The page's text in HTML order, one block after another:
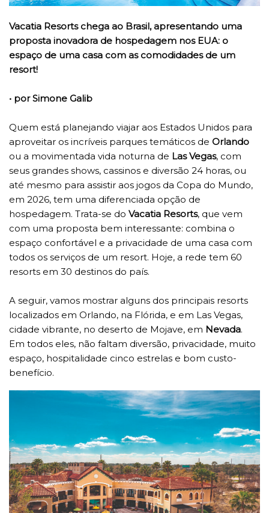
Vacatia Resorts chega ao Brasil, apresentando uma
proposta inovadora de hospedagem nos EUA: o
espaço de uma casa com as comodidades de um
resort!
• por Simone Galib
Quem está planejando viajar aos Estados Unidos para
aproveitar os incríveis parques temáticos de Orlando
ou a movimentada vida noturna de Las Vegas, com
seus grandes shows, cassinos e diversão 24 horas, ou
até mesmo para assistir aos jogos da Copa do Mundo,
em 2026, tem uma diferenciada opção de
hospedagem. Trata-se do Vacatia Resorts, que vem
com uma proposta bem interessante: combina o
espaço confortável e a privacidade de uma casa com
todos os serviços de um resort. Hoje, a rede tem 60
resorts em 30 destinos do país.
A seguir, vamos mostrar alguns dos principais resorts
localizados em Orlando, na Flórida, e em Las Vegas,
cidade vibrante, no deserto de Mojave, em Nevada.
Em todos eles, não faltam diversão, privacidade, muito
espaço, hospitalidade cinco estrelas e bom custo-
benefício.